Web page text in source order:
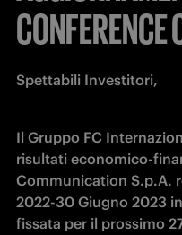
CONFERENCE
Spettabili Investitori,
Il Gruppo FC
risultati economico-
Communication S.p.A.
2022-30 Giugno 2023
fissata per il prossimo